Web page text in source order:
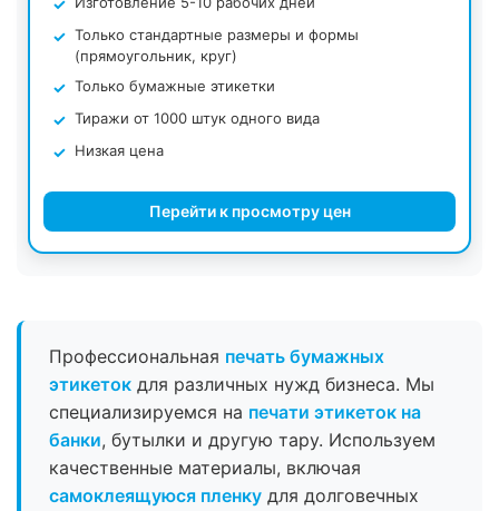
Только стандартные размеры и формы
(прямоугольник, круг)
Только бумажные этикетки
Тиражи от 1000 штук одного вида
Низкая цена
Перейти к просмотру цен
Профессиональная печать бумажных
этикеток для различных нужд бизнеса. Мы
специализируемся на печати этикеток на
банки, бутылки и другую тару. Используем
качественные материалы, включая
самоклеящуюся пленку для долговечных